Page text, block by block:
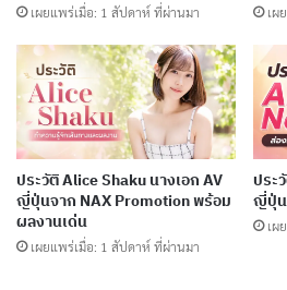
ประวัติ Yuuka
AV ญี่ปุ่นชื่อดัง
เผยแพร่เมื่อ: 4 วัน ที่ผ่
ประวัติ Yuno
MOODYZ
เผยแพร่เมื่อ: 5 วัน ที่ผ่
ประวัติ Yumi
เผยแพร่เมื่อ: 1 สัปดาห์ ที่ผ่านมา เผ
ประวัติ Alice Shaku นางเอก AV
ญี่ปุ่นจาก NAX Promotion พร้อม
ผลงานเด่น
เผยแพร่เมื่อ: 1 สัปดาห์ ที่ผ่านมา
ประ
ญี่ปุ่น
เผ